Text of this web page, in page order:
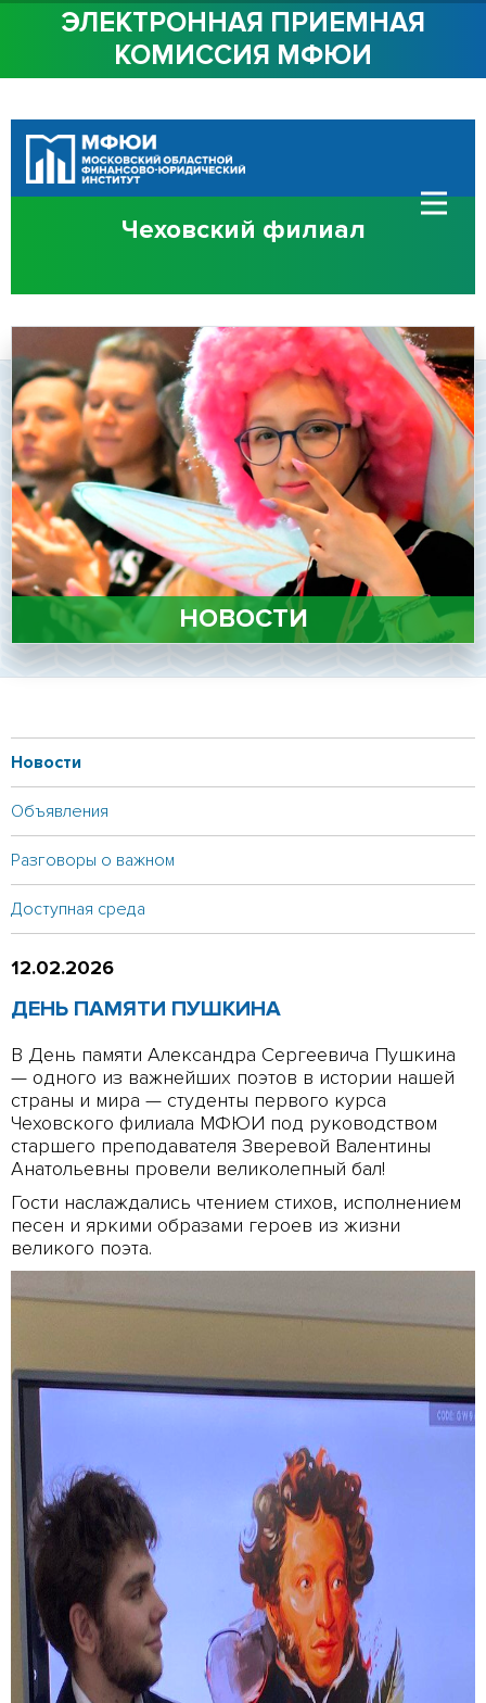
ЭЛЕКТРОННАЯ ПРИЕМНАЯ
КОМИССИЯ МФЮИ
Чеховский филиал
ОБ ИНСТИТУТЕ
СТУДЕНТАМ
ДОСТУПНАЯ СРЕДА
Сведения об
образовательной
организации
Личный кабинет
Подать документы
онлайн
Версия для
слабовидящихНОВОСТИ
Новости
Объявления
Разговоры о важном
Доступная среда
12.02.2026
ДЕНЬ ПАМЯТИ ПУШКИНА
В День памяти Александра Сергеевича Пушкина
— одного из важнейших поэтов в истории нашей
страны и мира — студенты первого курса
Чеховского филиала МФЮИ под руководством
старшего преподавателя Зверевой Валентины
Анатольевны провели великолепный бал!
Гости наслаждались чтением стихов, исполнением
песен и яркими образами героев из жизни
великого поэта.